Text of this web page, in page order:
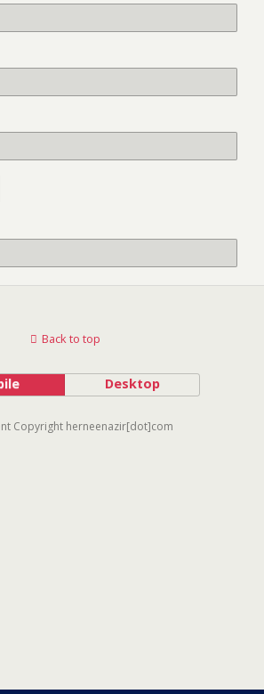
Back to top
Desktop
Copyright herneenazir[dot]com